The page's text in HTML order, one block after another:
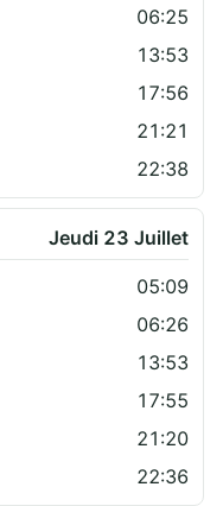
06:25
13:53
17:56
21:21
22:38
Jeudi 23 Juillet
05:09
06:26
13:53
17:55
21:20
22:36